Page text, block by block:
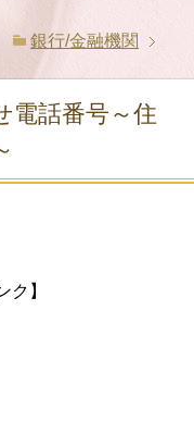
銀行/金融機関
電話番号～住
ク】